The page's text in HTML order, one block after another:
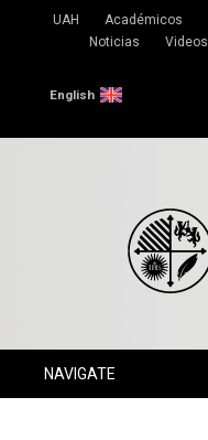
UAH Académicos
Noticias
Videos
English
NAVIGATE